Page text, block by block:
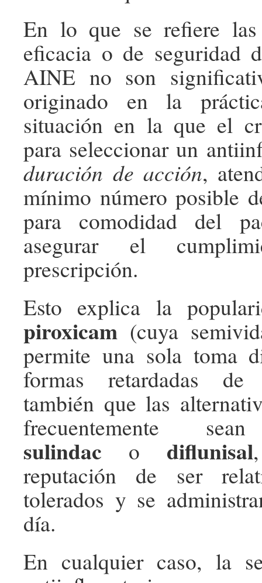
En lo que se refiere las
eficacia o de seguridad
AINE no son
originado en la
situación en la que el
para seleccionar un
duración de acción,
mínimo número posible
para comodidad del
asegurar el
prescripción.
Esto explica la
piroxicam (cuya
permite una sola toma
formas retardadas
también que las
frecuentemente
sulindac o diflunisal
reputación de ser
tolerados y se
día.
En cualquier caso, la